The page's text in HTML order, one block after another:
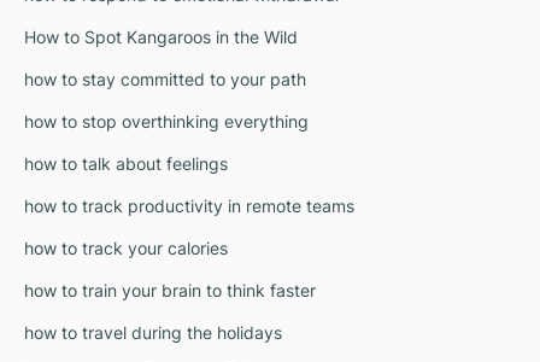
How to Spot Kangaroos in the Wild
how to stay committed to your path
how to stop overthinking everything
how to talk about feelings
how to track productivity in remote teams
how to track your calories
how to train your brain to think faster
how to travel during the holidays